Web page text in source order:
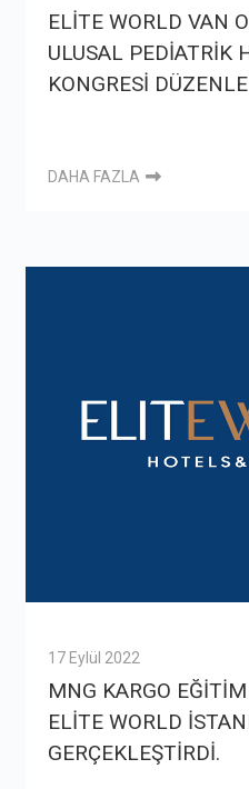
ELİTE WORLD VAN
ULUSAL PEDİATRİK
KONGRESİ
DAHA FAZLA
17 Eylül 2022
MNG KARGO
ELİTE WORLD
GERÇEKLEŞTİRDİ.